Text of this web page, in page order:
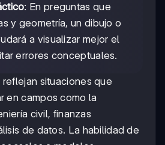
: En preguntas que
y geometría, un dibujo o
a visualizar mejor el
errores conceptuales.
situaciones que
en campos como la
civil, finanzas
de datos. La habilidad de